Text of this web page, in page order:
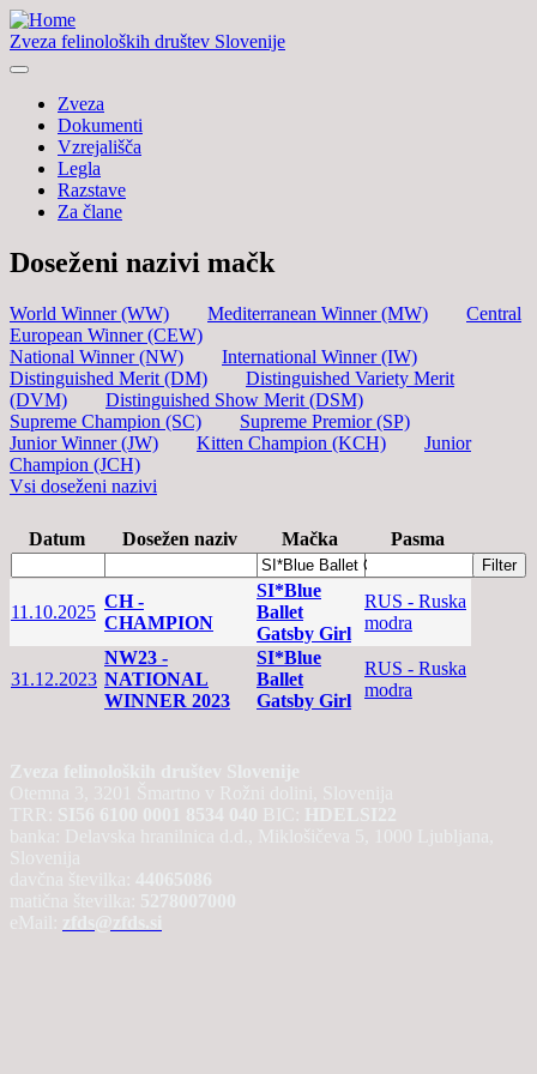
Zveza felinoloških društev Slovenije
Zveza
Dokumenti
Vzrejališča
Legla
Razstave
Za člane
Doseženi nazivi mačk
World Winner (WW) Mediterranean Winner (MW)
Central
European Winner (CEW)
National Winner (NW)
International Winner (IW)
Distinguished Merit (DM)
Distinguished Variety Merit
(DVM)
Distinguished Show Merit (DSM)
Supreme Champion (SC)
Supreme Premior (SP)
Junior Winner (JW)
Kitten Champion (KCH)
Junior
Champion (JCH)
Vsi doseženi nazivi
Datum Dosežen naziv Mačka Pasma
11.10.2025
CH -
CHAMPION
SI*Blue
Ballet
Gatsby Girl
RUS - Ruska
modra
31.12.2023
NW23 -
NATIONAL
WINNER 2023
SI*Blue
Ballet
Gatsby Girl
RUS - Ruska
modra